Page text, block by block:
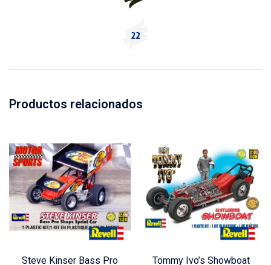
Productos relacionados
Steve Kinser Bass Pro
Tommy Ivo’s Showboat